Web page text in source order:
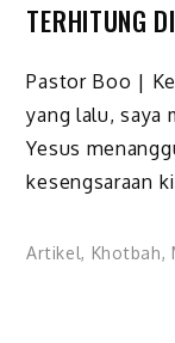
TERHITUNG
Pastor Boo |
yang lalu, saya
Yesus
kesengsaraan
Artikel, Khotbah,